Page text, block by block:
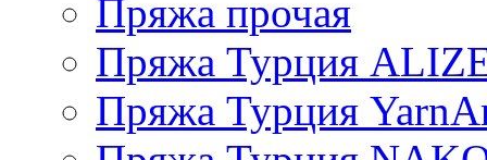
Пряжа прочая
Пряжа Турция
Пряжа Турция